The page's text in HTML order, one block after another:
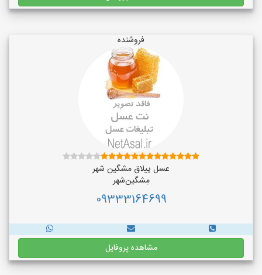
فروشنده
عسل ییلاق مشگین شهر
مِشگین‌شهر
09333164699
مشاهده پروفایل